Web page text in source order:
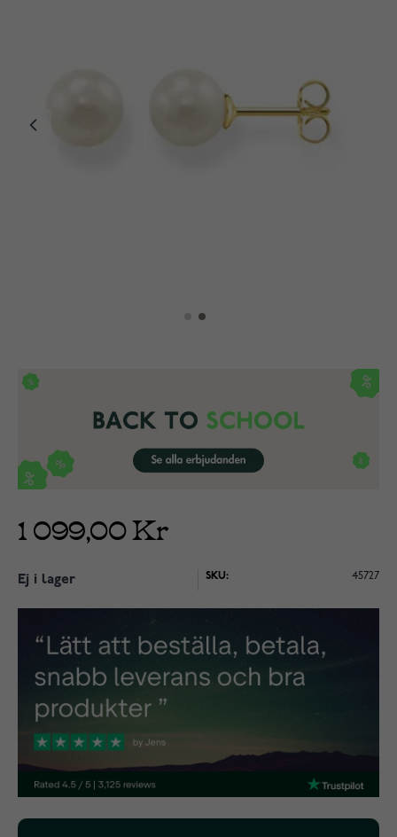
1 099,00 Kr
Ej i lager SKU: 45727